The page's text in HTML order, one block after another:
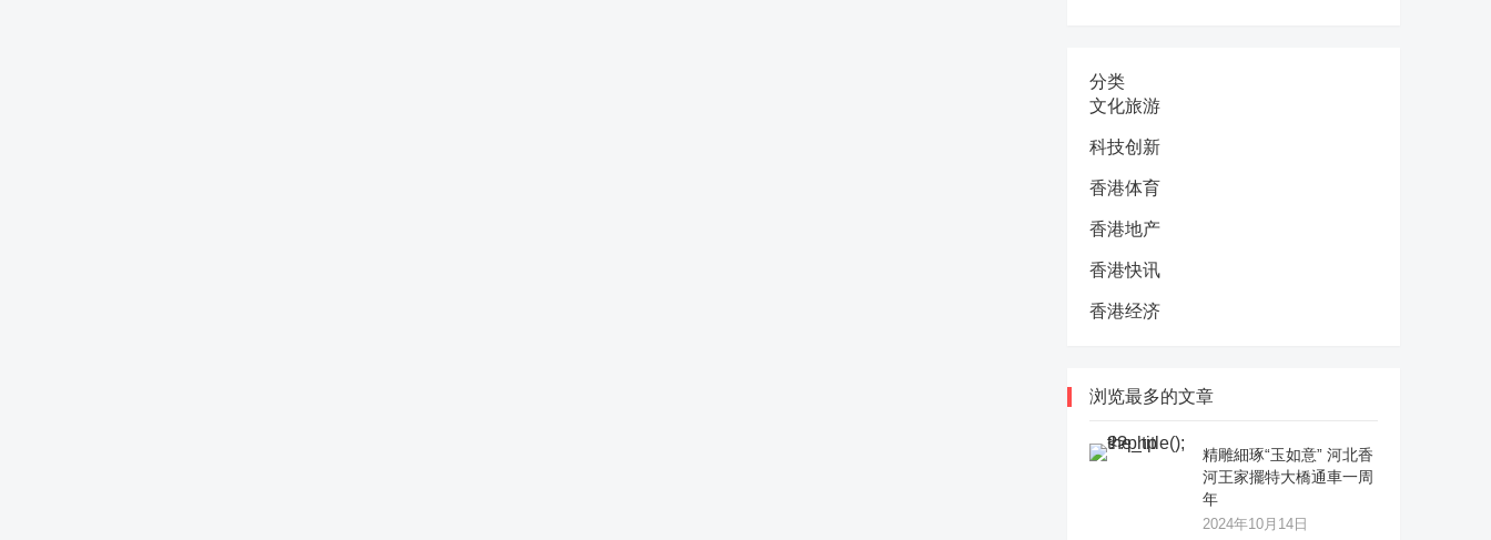
分类
文化旅游
科技创新
香港体育
香港地产
香港快讯
香港经济
浏览最多的文章
精雕細琢“玉如意” 河北香
河王家擺特大橋通車一周
年
2024年10月14日